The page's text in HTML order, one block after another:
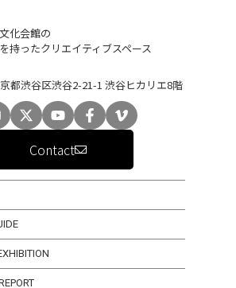
化会館の
持ったクリエイティブスペース
都渋谷区渋谷2-21-1 渋谷ヒカリエ8階
Contact